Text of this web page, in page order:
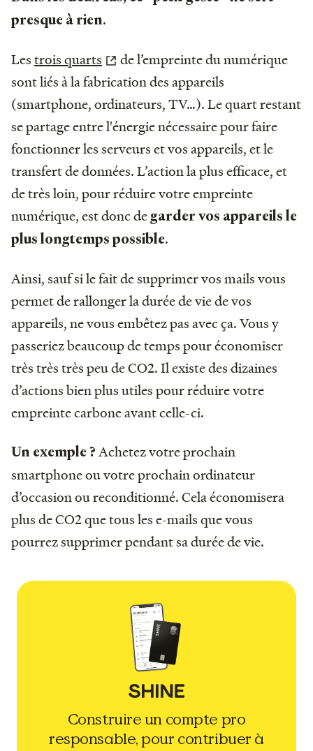
presque à rien.
Lestrois quarts
de l’empreinte du numérique
sont liés à la fabrication des appareils
(smartphone, ordinateurs, TV…). Le quart restant
se partage entre l'énergie nécessaire pour faire
fonctionner les serveurs et vos appareils, et le
transfert de données. L’action la plus efficace, et
de très loin, pour réduire votre empreinte
numérique, est donc de garder vos appareils le
plus longtemps possible.
Ainsi, sauf si le fait de supprimer vos mails vous
permet de rallonger la durée de vie de vos
appareils, ne vous embêtez pas avec ça. Vous y
passeriez beaucoup de temps pour économiser
très très très peu de CO2. Il existe des dizaines
d’actions bien plus utiles pour réduire votre
empreinte carbone avant celle-ci.
Un exemple ? Achetez votre prochain
smartphone ou votre prochain ordinateur
d’occasion ou reconditionné. Cela économisera
plus de CO2 que tous les e-mails que vous
pourrez supprimer pendant sa durée de vie.
Construire un compte pro
responsable, pour contribuer à